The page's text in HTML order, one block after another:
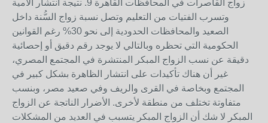
زواج القاصرات في المحافظات القاهرة 9. نتيجة انتشار الأمية
وتسرب الفتيات من التعليم وتصل نسبة زواج السُّنة داخل
الصعيد والمحافظات الحدودية إلى نحو 30% رغم القوانين
الحكومية التي تحظره وبالتالي لا يوجد رقم دقيق أو إحصائية
دقيقة عن نسب الزواج المبكر المنتشرة في المجتمع المصري،
غير أن هناك تأكيدات على انتشار الظاهرة بشكل كبير في
المجتمع وبخاصة في القرى والريف وفي صعيد مصر، وبنسب
متفاوتة تختلف من منطقة لأخرى. الأضرار الناتجة عن الزواج
المبكر لا شك أن الزواج المبكر يتسبب في العديد من المشكلات